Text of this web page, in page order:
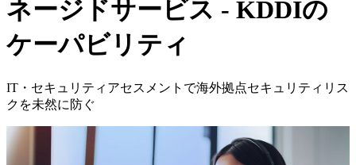
ネージドサービス - KDDIの
ケーパビリティ
IT・セキュリティアセスメントで海外拠点セキュリティリス
クを未然に防ぐ